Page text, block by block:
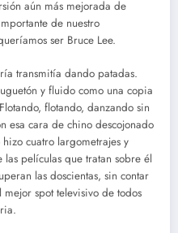
aún más mejorada de
de nuestro
ser Bruce Lee.
transmitía dando patadas.
y fluido como una copia
flotando, danzando sin
esa cara de chino descojonado
cuatro largometrajes y
películas que tratan sobre él
las doscientas, sin contar
spot televisivo de todos